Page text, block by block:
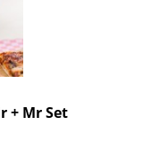
+ Mr Set